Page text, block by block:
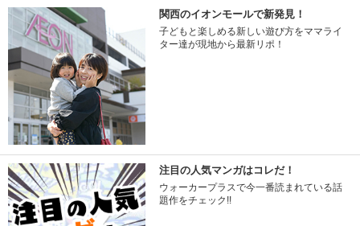
関西のイオンモールで新発見！
子どもと楽しめる新しい遊び方をママライ
ター達が現地から最新リポ！
注目の人気マンガはコレだ！
ウォーカープラスで今一番読まれている話
題作をチェック!!